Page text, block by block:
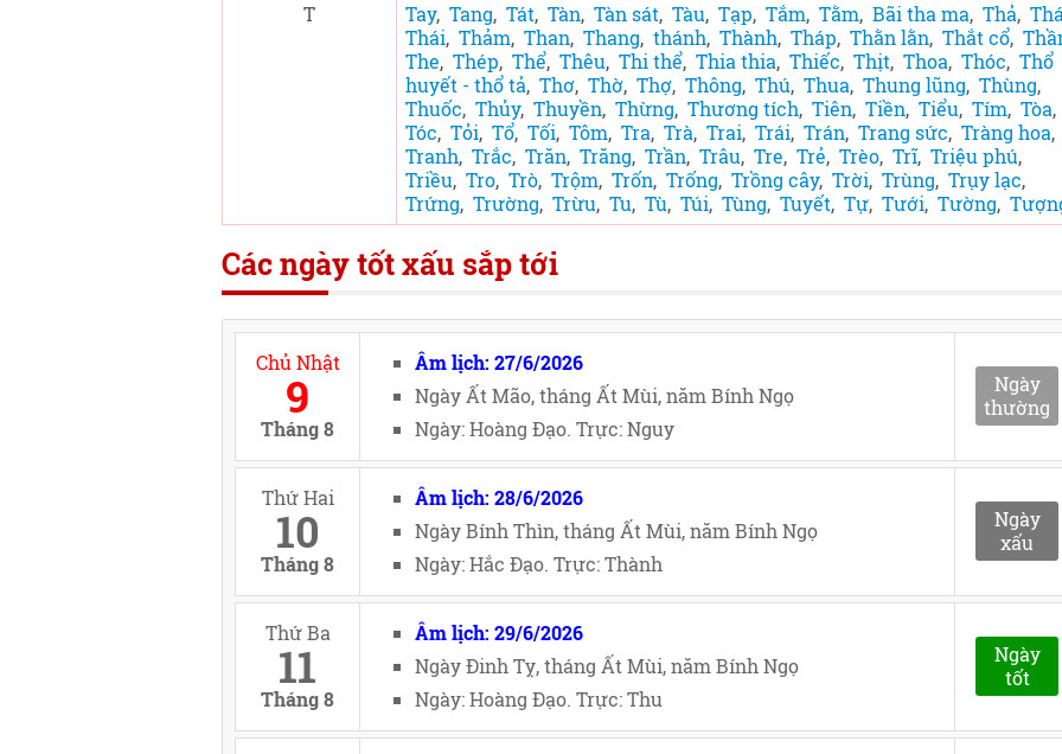
T
Tay, Tang, Tát, Tàn, Tàn sát, Tàu, Tạp, Tắm, Tằm, Bãi tha ma, Thả,
Thái, Thảm, Than, Thang, thánh, Thành, Tháp, Thằn lằn, Thắt cổ,
The, Thép, Thể, Thêu, Thi thể, Thia thia, Thiếc, Thịt, Thoa, Thóc, Thổ
huyết - thổ tả, Thơ, Thờ, Thợ, Thông, Thú, Thua, Thung lũng, Thùng,
Thuốc, Thủy, Thuyền, Thừng, Thương tích, Tiên, Tiền, Tiểu, Tím, Tòa,
Tóc, Tỏi, Tổ, Tối, Tôm, Tra, Trà, Trai, Trái, Trán, Trang sức, Tràng hoa,
Tranh, Trắc, Trăn, Trăng, Trần, Trâu, Tre, Trẻ, Trèo, Trĩ, Triệu phú,
Triều, Tro, Trò, Trộm, Trốn, Trống, Trồng cây, Trời, Trùng, Trụy lạc,
Trứng, Trường, Trừu, Tu, Tù, Túi, Tùng, Tuyết, Tự, Tưới, Tường,
Các ngày tốt xấu sắp tới
Chủ Nhật
9
Tháng 8
Âm lịch: 27/6/2026
Ngày Ất Mão, tháng Ất Mùi, năm Bính Ngọ
Ngày: Hoàng Đạo. Trực: Nguy
Ngày
thường
Thứ Hai
10
Tháng 8
Âm lịch: 28/6/2026
Ngày Bính Thìn, tháng Ất Mùi, năm Bính Ngọ
Ngày: Hắc Đạo. Trực: Thành
Ngày
xấu
Thứ Ba
11
Tháng 8
Âm lịch: 29/6/2026
Ngày Đinh Tỵ, tháng Ất Mùi, năm Bính Ngọ
Ngày: Hoàng Đạo. Trực: Thu
Ngày
tốt